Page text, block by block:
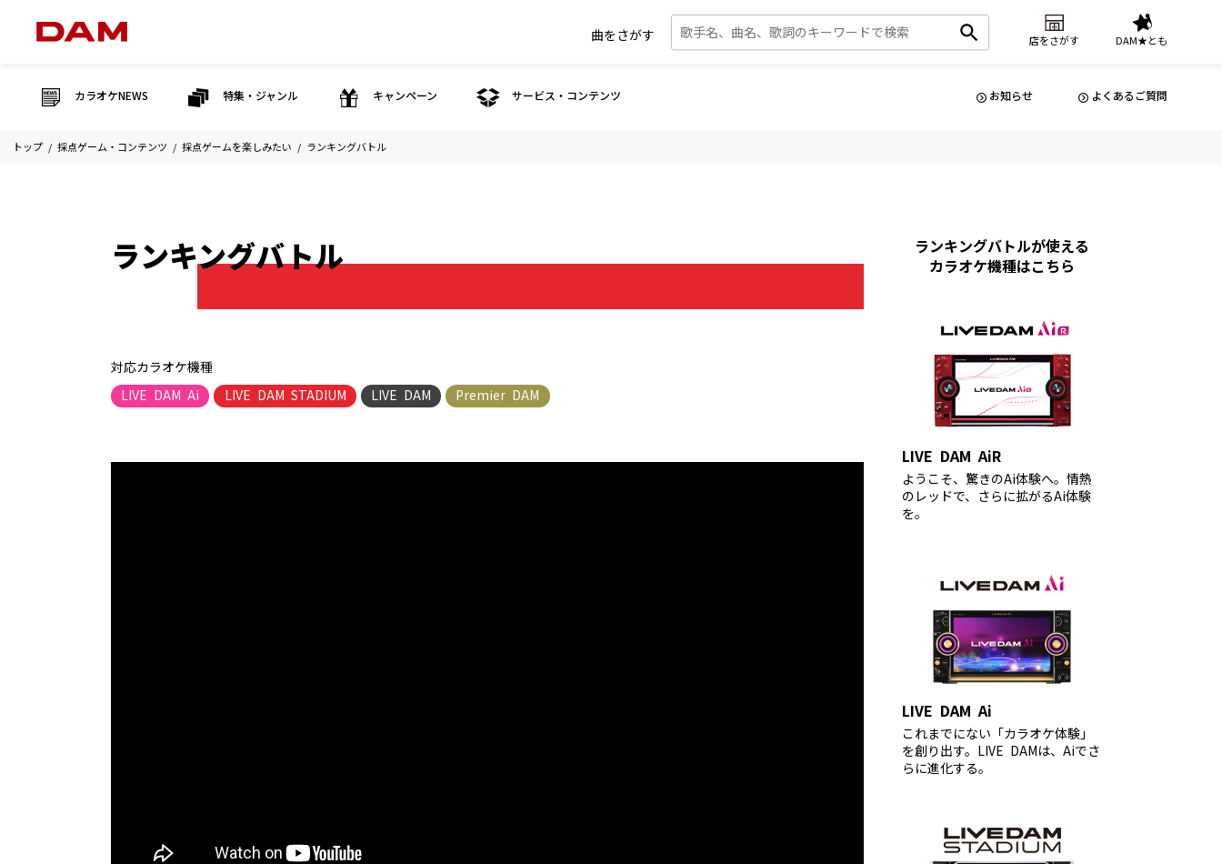
曲をさがす 店をさがす DAM★とも
カラオケNEWS 特集・ジャンル キャンペーン サービス・コンテンツ お知らせ よくあるご質問
トップ 採点ゲーム・コンテンツ 採点ゲームを楽しみたい ランキングバトル
ランキングバトル
対応カラオケ機種
LIVE DAM Ai LIVE DAM STADIUM LIVE DAM Premier DAM
ランキングバトルが使える
カラオケ機種はこちら
LIVE DAM AiR
ようこそ、驚きのAi体験へ。情熱
のレッドで、さらに拡がるAi体験
を。
LIVE DAM Ai
これまでにない「カラオケ体験」
を創り出す。LIVE DAMは、Aiでさ
らに進化する。